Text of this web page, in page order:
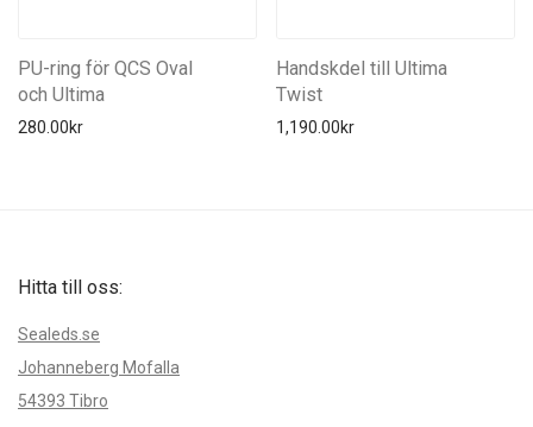
PU-ring för QCS Oval
och Ultima
280.00kr
Handskdel till Ultima
Twist
1,190.00kr
Hitta till oss:
Sealeds.se
Johanneberg Mofalla
54393 Tibro